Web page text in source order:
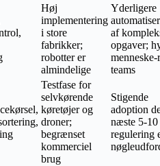
Høj
implementering
i store
fabrikker;
robotter er
almindelige
Yderligere
af
opgaver;
teams
Testfase for
selvkørende
køretøjer og
droner;
begrænset
kommerciel
brug
Stigende
adoption
næste 5-10
regulering